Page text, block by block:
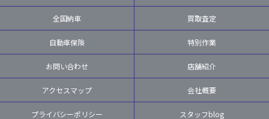
全国納車 買取査定
自動車保険 特別作業
お問い合わせ 店舗紹介
アクセスマップ 会社概要
プライバシーポリシー スタッフblog